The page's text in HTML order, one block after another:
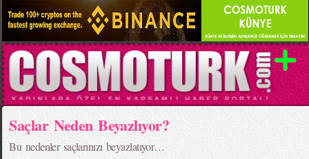
Burçların Vurucu Kelimeleri!
Burcunu ifade eden vurucu kelimeyi biliyor musun?